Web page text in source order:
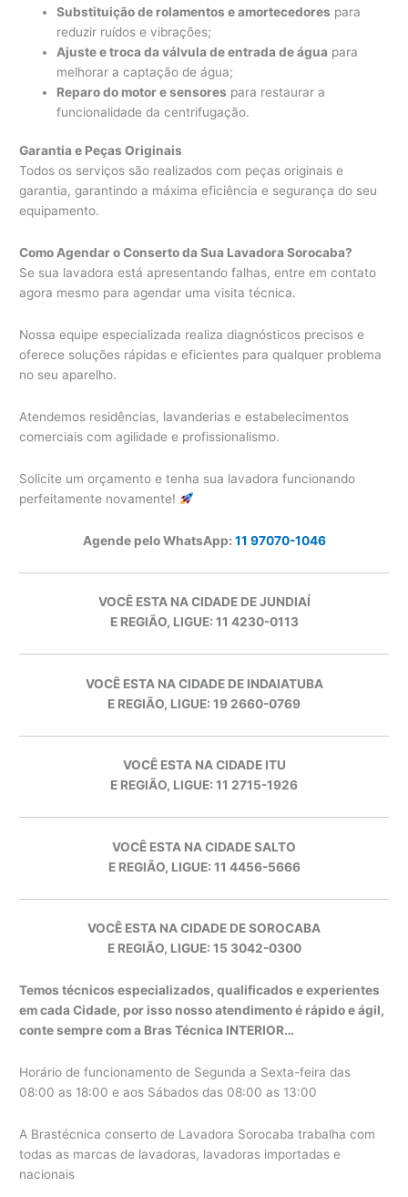
Substituição de rolamentos e amortecedores para
reduzir ruídos e vibrações;
Ajuste e troca da válvula de entrada de água para
melhorar a captação de água;
Reparo do motor e sensores para restaurar a
funcionalidade da centrifugação.
Garantia e Peças Originais
Todos os serviços são realizados com peças originais e
garantia, garantindo a máxima eficiência e segurança do seu
equipamento.
Como Agendar o Conserto da Sua Lavadora Sorocaba?
Se sua lavadora está apresentando falhas, entre em contato
agora mesmo para agendar uma visita técnica.
Nossa equipe especializada realiza diagnósticos precisos e
oferece soluções rápidas e eficientes para qualquer problema
no seu aparelho.
Atendemos residências, lavanderias e estabelecimentos
comerciais com agilidade e profissionalismo.
Solicite um orçamento e tenha sua lavadora funcionando
perfeitamente novamente!
Agende pelo WhatsApp: 11 97070-1046
VOCÊ ESTA NA CIDADE DE JUNDIAÍ
E REGIÃO, LIGUE: 11 4230-0113
VOCÊ ESTA NA CIDADE DE INDAIATUBA
E REGIÃO, LIGUE: 19 2660-0769
VOCÊ ESTA NA CIDADE ITU
E REGIÃO, LIGUE: 11 2715-1926
VOCÊ ESTA NA CIDADE SALTO
E REGIÃO, LIGUE: 11 4456-5666
VOCÊ ESTA NA CIDADE DE SOROCABA
E REGIÃO, LIGUE: 15 3042-0300
Temos técnicos especializados, qualificados e experientes
em cada Cidade, por isso nosso atendimento é rápido e ágil,
conte sempre com a Bras Técnica INTERIOR…
Horário de funcionamento de Segunda a Sexta-feira das
08:00 as 18:00 e aos Sábados das 08:00 as 13:00
A Brastécnica conserto de Lavadora Sorocaba trabalha com
todas as marcas de lavadoras, lavadoras importadas e
nacionais